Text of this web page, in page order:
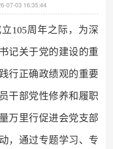
07-03 16:35:44
105周年之际，为深
记关于党的建设的重
行正确政绩观的重要
干部党性修养和履职
万里行促进会党支部
，通过专题学习、专